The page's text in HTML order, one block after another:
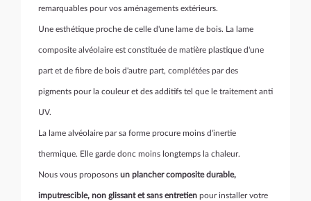
remarquables pour vos aménagements extérieurs.
Une esthétique proche de celle d'une lame de bois. La lame
composite alvéolaire est constituée de matière plastique d'une
part et de fibre de bois d'autre part, complétées par des
pigments pour la couleur et des additifs tel que le traitement anti
UV.
La lame alvéolaire par sa forme procure moins d'inertie
thermique. Elle garde donc moins longtemps la chaleur.
Nous vous proposons un plancher composite durable,
imputrescible, non glissant et sans entretien pour installer votre